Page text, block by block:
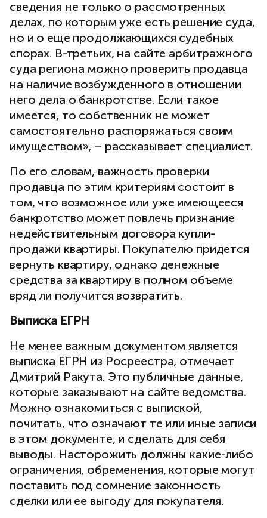
сведения не только о рассмотренных
делах, по которым уже есть решение суда,
но и о еще продолжающихся судебных
спорах. В-третьих, на сайте арбитражного
суда региона можно проверить продавца
на наличие возбужденного в отношении
него дела о банкротстве. Если такое
имеется, то собственник не может
самостоятельно распоряжаться своим
имуществом», – рассказывает специалист.
По его словам, важность проверки
продавца по этим критериям состоит в
том, что возможное или уже имеющееся
банкротство может повлечь признание
недействительным договора купли-
продажи квартиры. Покупателю придется
вернуть квартиру, однако денежные
средства за квартиру в полном объеме
вряд ли получится возвратить.
Выписка ЕГРН
Не менее важным документом является
выписка ЕГРН из Росреестра, отмечает
Дмитрий Ракута. Это публичные данные,
которые заказывают на сайте ведомства.
Можно ознакомиться с выпиской,
почитать, что означают те или иные записи
в этом документе, и сделать для себя
выводы. Насторожить должны какие-либо
ограничения, обременения, которые могут
поставить под сомнение законность
сделки или ее выгоду для покупателя.